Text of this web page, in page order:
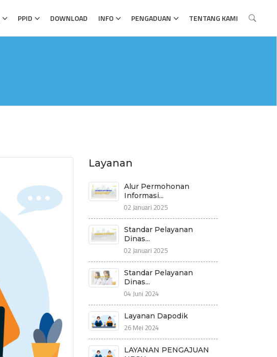
PPID DOWNLOAD INFO PENGADUAN TENTANG KAMI
Layanan
Alur Permohonan
Informasi...
02 Januari 2025
Standar Pelayanan
Dinas...
02 Januari 2025
Standar Pelayanan
Dinas...
04 Juni 2024
Layanan Dapodik
26 Mei 2024
LAYANAN PENGAJUAN